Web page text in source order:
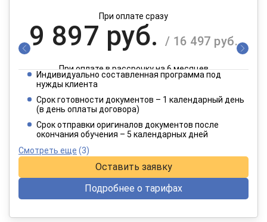
При оплате сразу
9 897 руб. / 16 497 руб.
При оплате в рассрочку на 6 месяцев
4 949 руб. / 8 249 руб.
При оплате в рассрочку на 12 месяцев
Индивидуально составленная программа под
нужды клиента
Срок готовности документов – 1 календарный день
(в день оплаты договора)
Срок отправки оригиналов документов после
окончания обучения – 5 календарных дней
Смотреть еще (3)
Оставить заявку
Подробнее о тарифах